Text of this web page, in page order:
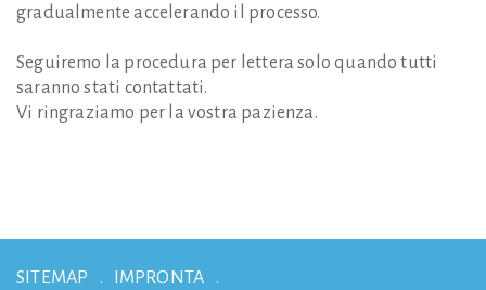
gradualmente accelerando il processo.
Seguiremo la procedura per lettera solo quando tutti
saranno stati contattati.
Vi ringraziamo per la vostra pazienza.
SITEMAP
IMPRONTA